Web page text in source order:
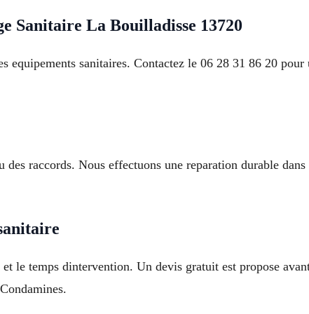
Sanitaire La Bouilladisse 13720
equipements sanitaires. Contactez le 06 28 31 86 20
raccords. Nous effectuons une reparation durable
le temps dintervention. Un devis gratuit est propose